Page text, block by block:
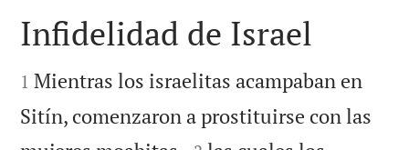

Infidelidad de Israel

1 Mientras los israelitas acampaban en
Sitín, comenzaron a prostituirse con las